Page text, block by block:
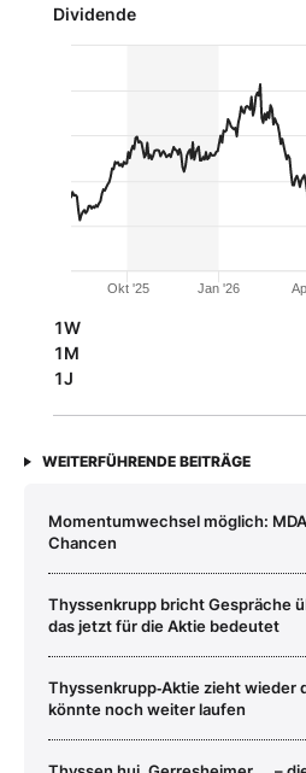
Dividende
Okt '25 Jan '26
1W
1M
1J
WEITERFÜHRENDE BEITRÄGE
Momentumwechsel möglich:
Chancen
Thyssenkrupp bricht Gespräche
das jetzt für die Aktie bedeutet
Thyssenkrupp‑Aktie zieht wieder
könnte noch weiter laufen